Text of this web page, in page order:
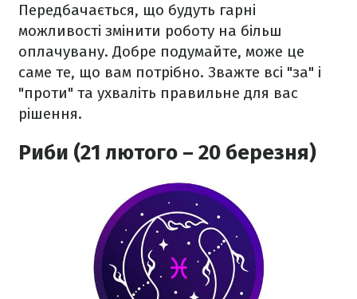
Передбачається, що будуть гарні
можливості змінити роботу на більш
оплачувану. Добре подумайте, може це
саме те, що вам потрібно. Зважте всі "за" і
"проти" та ухваліть правильне для вас
рішення.
Риби (21 лютого – 20 березня)